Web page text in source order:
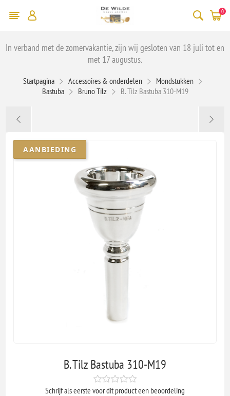
0
In verband met de zomervakantie, zijn wij gesloten van 18 juli tot en
met 17 augustus.
Startpagina Accessoires & onderdelen
Mondstukken
Bastuba
Bruno Tilz B. Tilz Bastuba 310-M19
AANBIEDING
B. Tilz Bastuba 310-M19
Schrijf als eerste voor dit product een beoordeling